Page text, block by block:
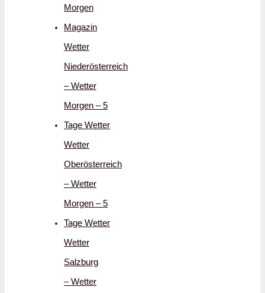
Morgen
Magazin
Wetter
Niederösterreich
– Wetter
Morgen – 5
Tage Wetter
Wetter
Oberösterreich
– Wetter
Morgen – 5
Tage Wetter
Wetter
Salzburg
– Wetter